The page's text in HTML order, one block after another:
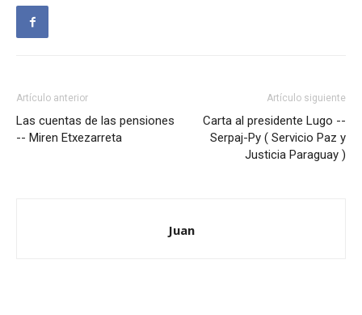
Artículo anterior
Las cuentas de las pensiones
-- Miren Etxezarreta
Artículo siguiente
Carta al presidente Lugo --
Serpaj-Py ( Servicio Paz y
Justicia Paraguay )
Juan